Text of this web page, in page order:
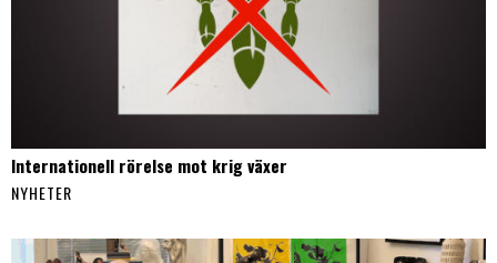
Internationell rörelse mot krig växer
NYHETER